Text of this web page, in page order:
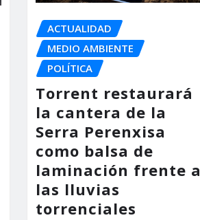
ACTUALIDAD
MEDIO AMBIENTE
POLÍTICA
Torrent restaurará
la cantera de la
Serra Perenxisa
como balsa de
laminación frente a
las lluvias
torrenciales